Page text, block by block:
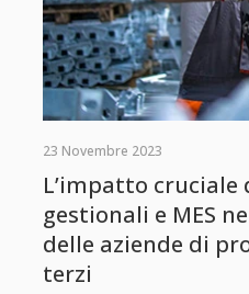
23 Novembre 2023
L’impatto cruciale
gestionali e MES
delle aziende di
terzi